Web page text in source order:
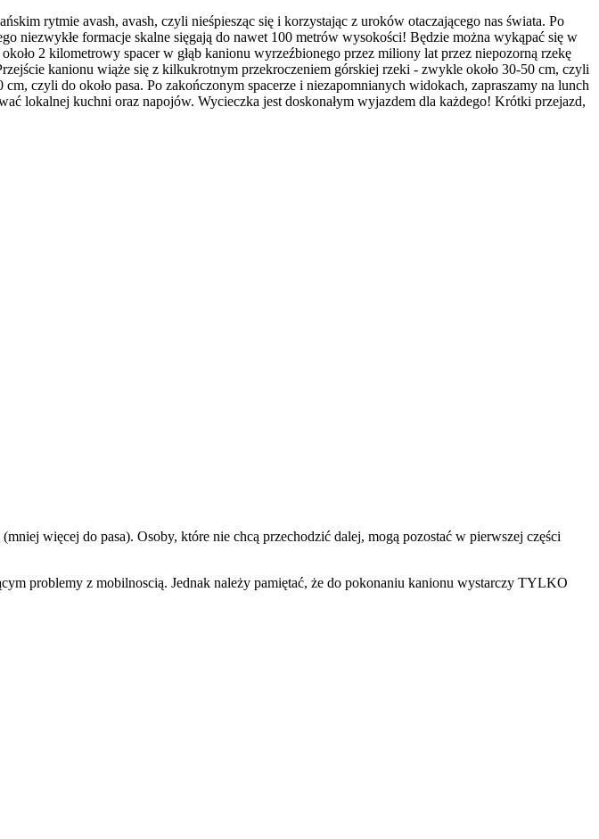
rytmie avash, avash, czyli nieśpiesząc się i korzystając z uroków otaczającego nas świata. Po
niezwykłe formacje skalne sięgają do nawet 100 metrów wysokości! Będzie można wykąpać się w
2 kilometrowy spacer w głąb kanionu wyrzeźbionego przez miliony lat przez niepozorną rzekę
kanionu wiąże się z kilkukrotnym przekroczeniem górskiej rzeki - zwykle około 30-50 cm, czyli
czyli do około pasa. Po zakończonym spacerze i niezapomnianych widokach, zapraszamy na lunch
lokalnej kuchni oraz napojów. Wycieczka jest doskonałym wyjazdem dla każdego! Krótki przejazd,
więcej do pasa). Osoby, które nie chcą przechodzić dalej, mogą pozostać w pierwszej części
problemy z mobilnoscią. Jednak należy pamiętać, że do pokonaniu kanionu wystarczy TYLKO